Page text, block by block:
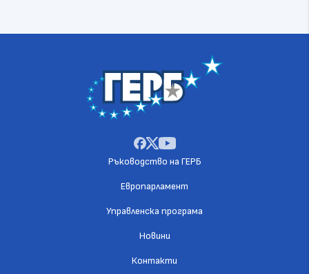
Ръководство на ГЕРБ
Европарламент
Управленска програма
Новини
Контакти